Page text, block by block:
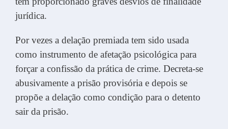
jurídica.
Por vezes a delação premiada tem sido usada
como instrumento de afetação psicológica para
forçar a confissão da prática de crime. Decreta-se
abusivamente a prisão provisória e depois se
propõe a delação como condição para o detento
sair da prisão.